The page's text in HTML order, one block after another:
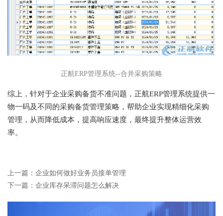
正航ERP管理系统--合并采购策略
综上，针对于企业采购备货不准问题，正航ERP管理系统提供一
物一码及不同的采购备货管理策略，帮助企业实现精细化采购
管理，从而降低成本，提高响应速度，最终提升整体运营效
率。
上一篇：企业如何做好业务员接单管理
下一篇：企业库存呆滞问题怎么解决